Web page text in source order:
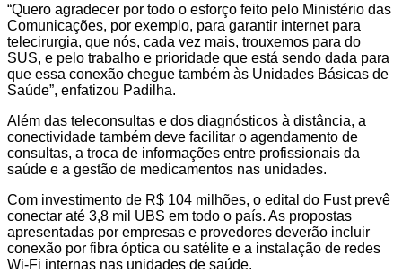
“Quero agradecer por todo o esforço feito pelo Ministério das
Comunicações, por exemplo, para garantir internet para
telecirurgia, que nós, cada vez mais, trouxemos para do
SUS, e pelo trabalho e prioridade que está sendo dada para
que essa conexão chegue também às Unidades Básicas de
Saúde”, enfatizou Padilha.
Além das teleconsultas e dos diagnósticos à distância, a
conectividade também deve facilitar o agendamento de
consultas, a troca de informações entre profissionais da
saúde e a gestão de medicamentos nas unidades.
Com investimento de R$ 104 milhões, o edital do Fust prevê
conectar até 3,8 mil UBS em todo o país. As propostas
apresentadas por empresas e provedores deverão incluir
conexão por fibra óptica ou satélite e a instalação de redes
Wi-Fi internas nas unidades de saúde.